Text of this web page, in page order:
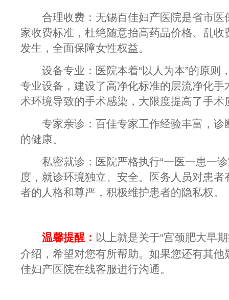
合理收费：无锡百佳妇产医院是省市医
家收费标准，杜绝随意抬高药品价格、乱收
发生，全面保障女性权益。
设备专业：医院本着“以人为本”的原则
专业设备，建设了高净化标准的层流净化手
术环境导致的手术感染，大限度提高了手术
专家亲诊：百佳专家工作经验丰富，诊
的健康。
私密就诊：医院严格执行“一医一患一诊
度，就诊环境独立、安全。医务人员对患者
者的人格和尊严，积极维护患者的隐私权。
温馨提醒： 以上就是关于“宫颈肥大早
介绍，希望对您有所帮助。如果您还有其他
佳妇产医院在线客服进行沟通。